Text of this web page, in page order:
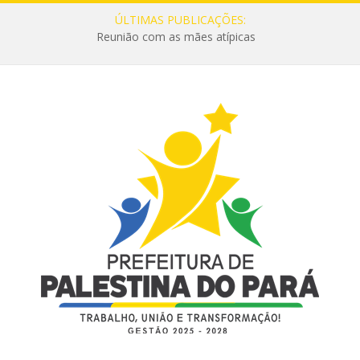
ÚLTIMAS PUBLICAÇÕES:
Reunião com as mães atípicas